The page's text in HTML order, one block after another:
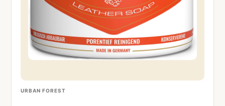
URBAN FOREST